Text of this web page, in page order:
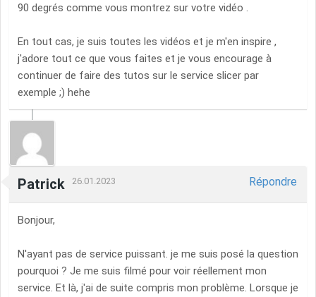
90 degrés comme vous montrez sur votre vidéo .
En tout cas, je suis toutes les vidéos et je m'en inspire ,
j'adore tout ce que vous faites et je vous encourage à
continuer de faire des tutos sur le service slicer par
exemple ;) hehe
Patrick 26.01.2023 Répondre
Bonjour,
N'ayant pas de service puissant. je me suis posé la question
pourquoi ? Je me suis filmé pour voir réellement mon
service. Et là, j'ai de suite compris mon problème. Lorsque je